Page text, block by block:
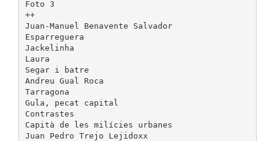
Foto 3
++
Juan-Manuel Benavente Salvador
Esparreguera
Jackelinha
Laura
Segar i batre
Andreu Gual Roca
Tarragona
Gula, pecat capital
Contrastes
Capità de les milícies urbanes
Juan Pedro Trejo Lejidoxx